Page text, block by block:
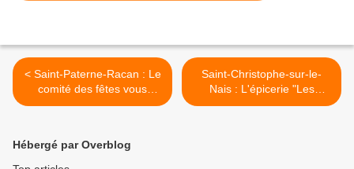
< Saint-Paterne-Racan : Le
comité des fêtes vous
informe : Annulation de la
Saint-Christophe-sur-le-
Nais : L'épicerie "Les
comptoirs d'Alluye, Graine
Hébergé par Overblog